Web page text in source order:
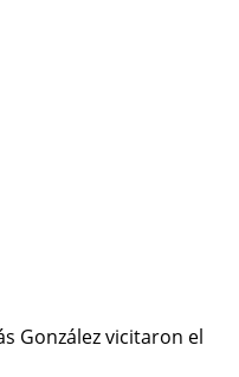
González vicitaron el